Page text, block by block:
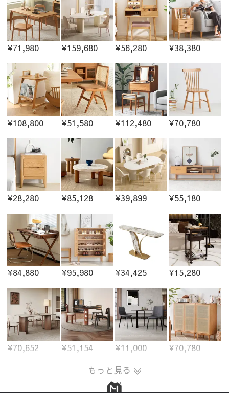
¥71,980 ¥159,680 ¥56,280 ¥38,380
¥108,800 ¥51,580 ¥112,480 ¥70,780
¥28,280 ¥85,128 ¥39,899 ¥55,180
¥84,880 ¥95,980 ¥34,425 ¥15,280
¥70,652 ¥51,154 ¥11,000
¥70,780
もっと見る